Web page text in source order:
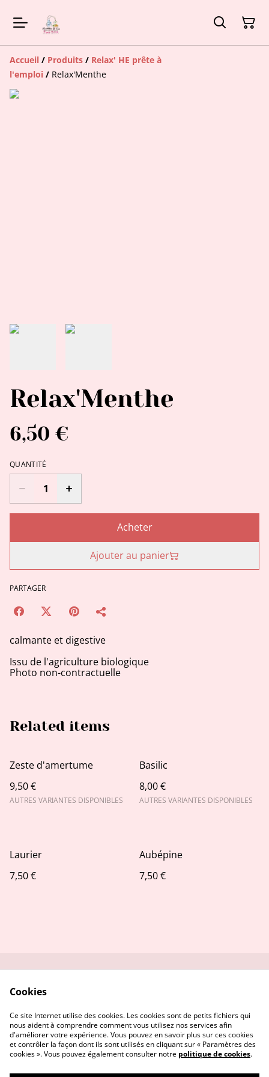
Accueil / Produits / Relax' HE prête à
l'emploi / Relax'Menthe
Relax'Menthe
6,50 €
QUANTITÉ
Acheter
Ajouter au panier
PARTAGER
calmante et digestive
Issu de l'agriculture biologique
Photo non-contractuelle
Related items
Zeste d'amertume
9,50 €
AUTRES VARIANTES DISPONIBLES
Basilic
8,00 €
AUTRES VARIANTES DISPONIBLES
Laurier
7,50 €
Aubépine
7,50 €
confidentialité
Cookies
Ce site Internet utilise des cookies. Les cookies sont de petits fichiers qui
nous aident à comprendre comment vous utilisez nos services afin
d'améliorer votre expérience. Vous pouvez en savoir plus sur ces cookies
et contrôler la façon dont ils sont utilisés en cliquant sur « Paramètres des
cookies ». Vous pouvez également consulter notre politique de cookies.